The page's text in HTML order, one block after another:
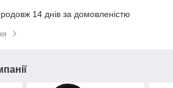
14 днів за домовленістю